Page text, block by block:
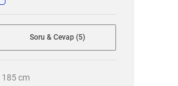
Soru & Cevap (5)
185 cm